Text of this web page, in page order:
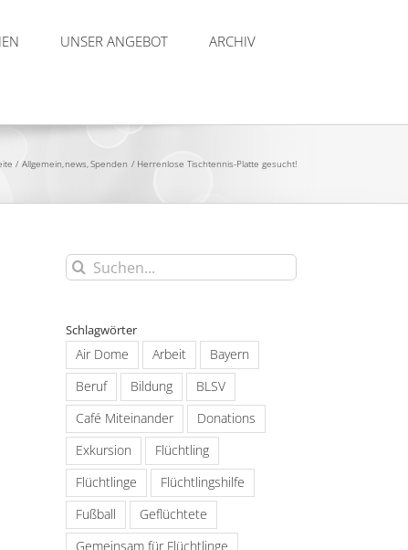
UNSER ANGEBOT ARCHIV
Allgemein news Spenden Herrenlose Tischtennis-Platte gesucht!
Suche
nach:
Schlagwörter
Air Dome
Arbeit
Bayern
Beruf
Bildung
BLSV
Café Miteinander
Donations
Exkursion
Flüchtling
Flüchtlinge
Flüchtlingshilfe
Fußball
Geflüchtete
Gemeinsam für Flüchtlinge